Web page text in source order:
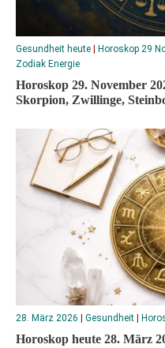
Gesundheit heute Horoskop 29
Zodiak Energie
Horoskop 29. November
Skorpion, Zwillinge,
28. März 2026 Gesundheit
Horoskop heute 28. März